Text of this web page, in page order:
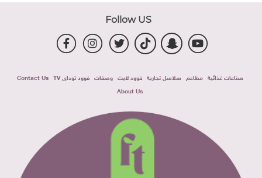
Follow US
صناعات غذائية مطاعم سلاسل تجارية فوود لايت وصفات فوود توداى TV
Contact Us
About Us